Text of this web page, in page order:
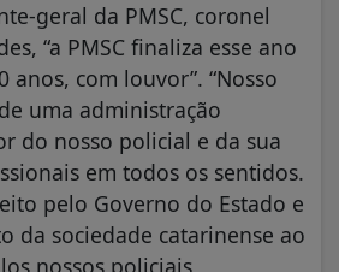
geral da PMSC, coronel
“a PMSC finaliza esse ano
anos, com louvor”. “Nosso
uma administração
do nosso policial e da sua
em todos os sentidos.
pelo Governo do Estado e
da sociedade catarinense ao
nossos policiais,